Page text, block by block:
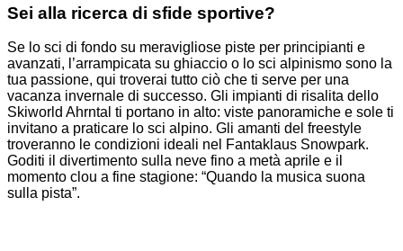
Sei alla ricerca di sfide sportive?
Se lo sci di fondo su meravigliose piste per principianti e
avanzati, l’arrampicata su ghiaccio o lo sci alpinismo sono la
tua passione, qui troverai tutto ciò che ti serve per una
vacanza invernale di successo. Gli impianti di risalita dello
Skiworld Ahrntal ti portano in alto: viste panoramiche e sole ti
invitano a praticare lo sci alpino. Gli amanti del freestyle
troveranno le condizioni ideali nel Fantaklaus Snowpark.
Goditi il divertimento sulla neve fino a metà aprile e il
momento clou a fine stagione: “Quando la musica suona
sulla pista”.